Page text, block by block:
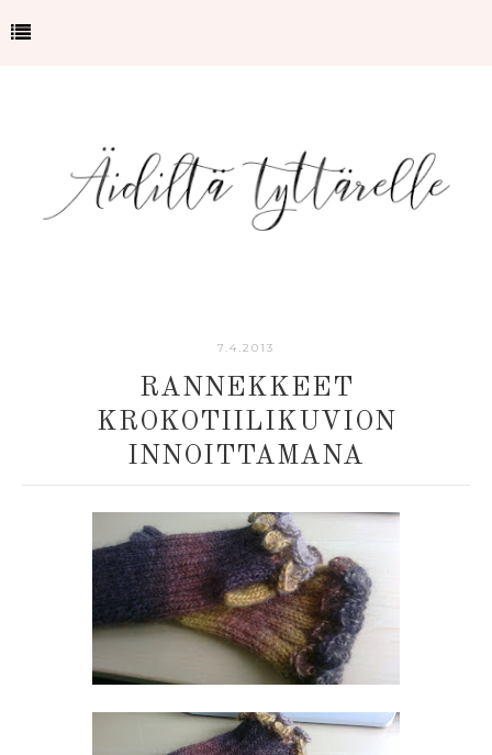
7.4.2013
RANNEKKEET
KROKOTIILIKUVION
INNOITTAMANA